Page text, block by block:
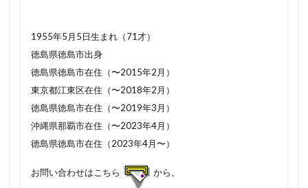
1955年5月5日生まれ（71才）
徳島県徳島市出身
徳島県徳島市在住（〜2015年2月）
東京都江東区在住（〜2018年2月）
徳島県徳島市在住（〜2019年3月）
沖縄県那覇市在住（〜2023年4月）
徳島県徳島市在住（2023年4月〜）
お問い合わせはこちら から。